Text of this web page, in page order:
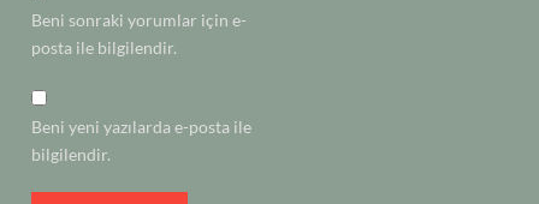
Beni sonraki yorumlar için e-
posta ile bilgilendir.
Beni yeni yazılarda e-posta ile
bilgilendir.